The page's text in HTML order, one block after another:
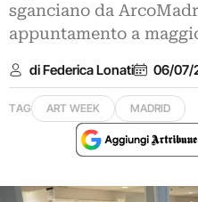
sganciano da
appuntamento a
di Federica Lonati 06/07/
TAG ART WEEK MADRID